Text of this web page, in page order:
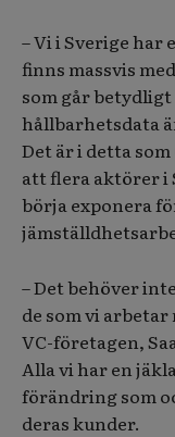
– Vi i Sverige har
finns massvis
som går
hållbarhetsdata
Det är i detta
att flera aktörer i
börja exponera
– Det behöver
de som vi
VC-företagen,
Alla vi har en
förändring som
deras kunder.